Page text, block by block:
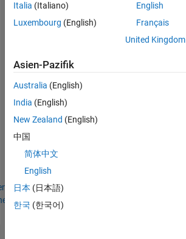
MATLAB
Answers
Alle
Thankful Level 3
08 Mar 2021
Italia (Italiano)
Luxembourg (English)
English
Français
United Kingdom
Asien-Pazifik
Australia (English)
India (English)
New Zealand (English)
中国
简体中文
English
日本 (日本語)
한국 (한국어)